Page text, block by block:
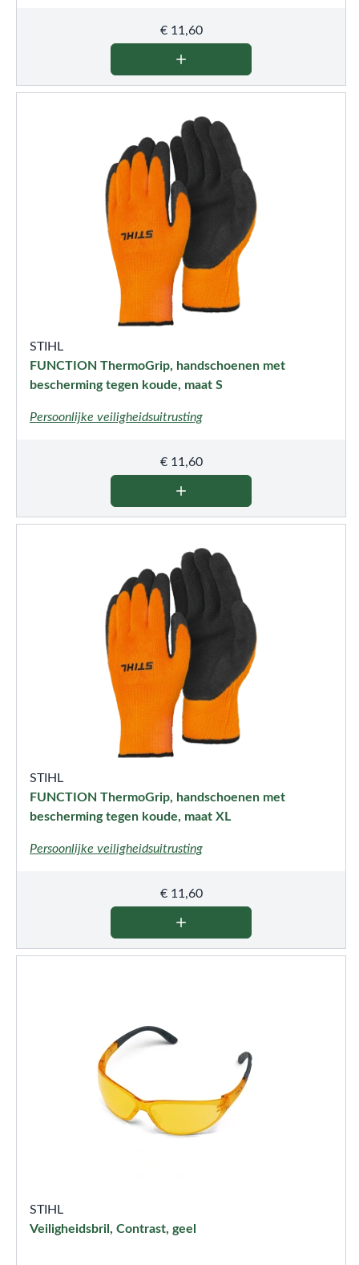
€11,60
STIHL
FUNCTION ThermoGrip, handschoenen met
bescherming tegen koude, maat S
Persoonlijke veiligheidsuitrusting
€11,60
STIHL
FUNCTION ThermoGrip, handschoenen met
bescherming tegen koude, maat XL
Persoonlijke veiligheidsuitrusting
€11,60
STIHL
Veiligheidsbril, Contrast, geel